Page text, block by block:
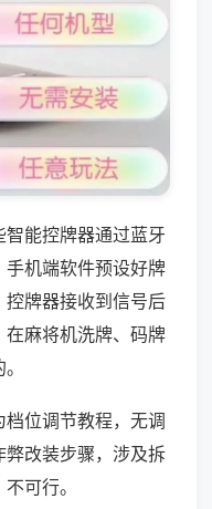
能控牌器通过蓝牙
机端软件预设好牌
牌器接收到信号后
麻将机洗牌、码牌
位调节教程，无调
改装步骤，涉及拆
可行。